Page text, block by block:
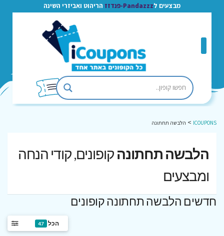
מבצעים לPandazzz-פנדזז הריהוט ואביזרי השינה
ICOUPONS
> הלבשה תחתונה
הלבשה תחתונה קופונים, קודי הנחה
ומבצעים
חדשים הלבשה תחתונה קופונים
הכל 47